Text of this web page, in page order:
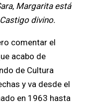
, Margarita está
Castigo divino.
acabo de
de Cultura
y va desde el
en 1963 hasta